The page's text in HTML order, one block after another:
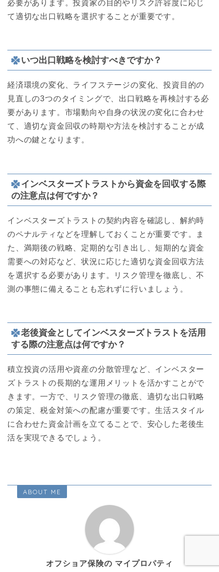
必要があります。投資家の目的やリスク許容度に応じ
て適切な出口戦略を選択することが重要です。
いつ出口戦略を検討すべきですか？
経済環境の変化、ライフステージの変化、投資目的の
見直しの3つのタイミングで、出口戦略を再検討する必
要があります。市場動向や自身の状況の変化に合わせ
て、適切な資金回収の時期や方法を検討することが成
功への鍵となります。
インベスターズトラストから資金を回収する際
の注意点は何ですか？
インベスターズトラストの契約内容を確認し、解約時
のペナルティなどを理解しておくことが重要です。ま
た、満期後の戦略、定期的な引き出し、短期的な資金
需要への対応など、状況に応じた適切な資金回収方法
を選択する必要があります。リスク管理を徹底し、不
測の事態に備えることも忘れずに行いましょう。
老後資金としてインベスターズトラストを活用
する際の注意点は何ですか？
積立投資の活用や資産の分散管理など、インベスター
ズトラストの長期的な運用メリットを活かすことがで
きます。一方で、リスク管理の徹底、適切な出口戦略
の策定、税金対策への配慮が重要です。生活スタイル
に合わせた資金計画を立てることで、安心した老後生
活を実現できるでしょう。
ABOUT ME
オフショア保険の マイプロパティ